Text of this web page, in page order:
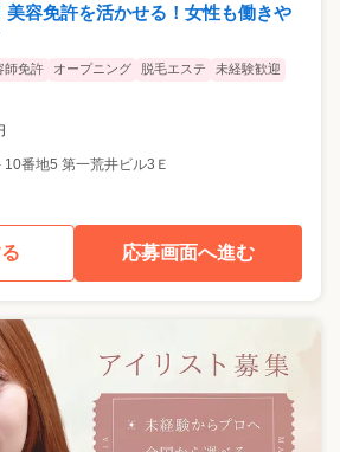
美容免許を活かせる！女性も働きや
師免許 オープニング 脱毛エステ
未経験歓迎
10番地5 第一荒井ビル3Ｅ
応募画面へ進む